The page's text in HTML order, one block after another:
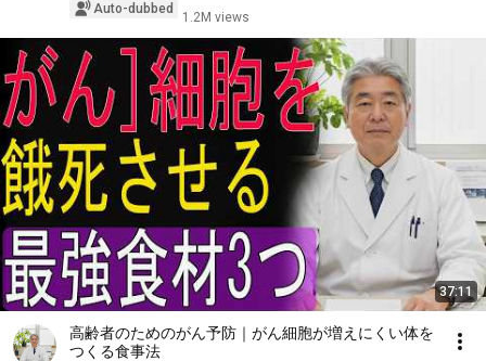
Auto-dubbed
1.2M views
37:11
高齢者のためのがん予防｜がん細胞が増えにくい体を
つくる食事法